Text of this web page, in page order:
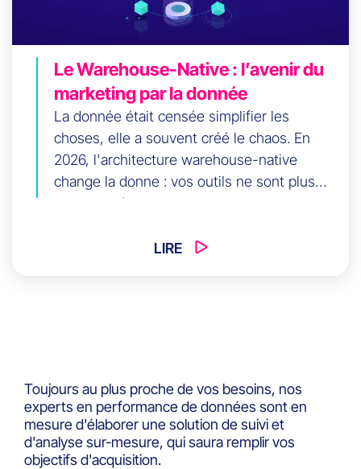
Le Warehouse-Native : l’avenir du
marketing par la donnée
La donnée était censée simplifier les
choses, elle a souvent créé le chaos. En
2026, l'architecture warehouse-native
change la donne : vos outils ne sont plus
des propriétaires, mais des consommateurs
centraliser votre intelligence client pour
LIRE
Toujours au plus proche de vos besoins, nos
experts en performance de données sont en
mesure d'élaborer une solution de suivi et
d'analyse sur-mesure, qui saura remplir vos
objectifs d'acquisition.